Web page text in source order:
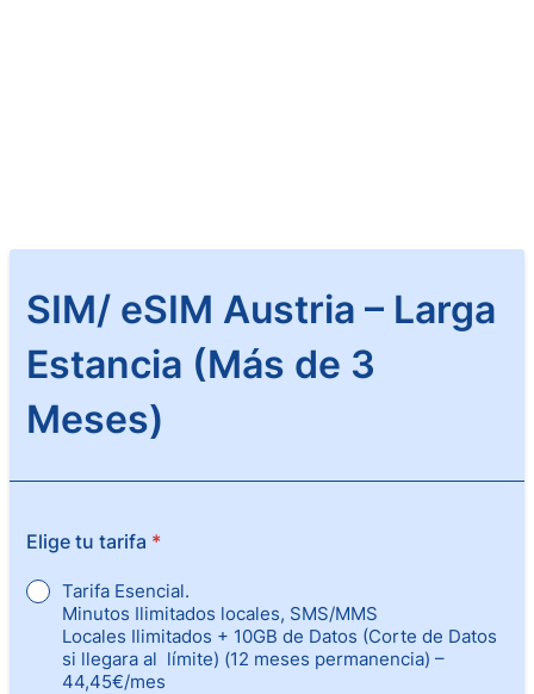
SIM/ eSIM Austria – Larga
Estancia (Más de 3
Meses)
Elige tu tarifa *
Tarifa Esencial.
Minutos Ilimitados locales, SMS/MMS
Locales Ilimitados + 10GB de Datos (Corte de Datos
si llegara al límite) (12 meses permanencia) –
44,45€/mes